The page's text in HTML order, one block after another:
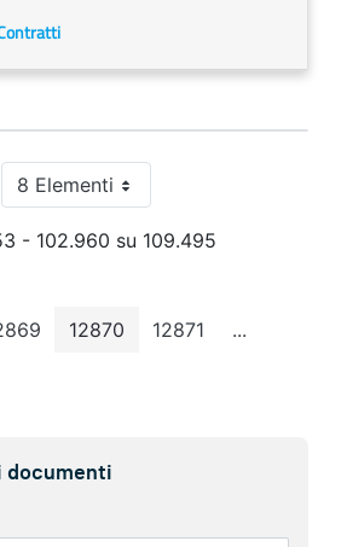
8 ElementiPer pagina
- 102.960 su 109.495
intermedie
Pagina Pagina
12870 Pagina
12871 ...Pagine
documenti